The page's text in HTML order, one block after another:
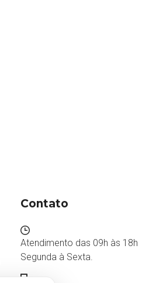
Contato
Atendimento das 09h às 18h
Segunda à Sexta.